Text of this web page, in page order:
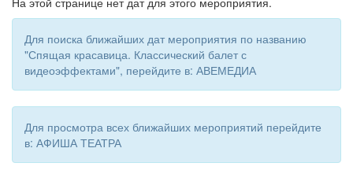
Для поиска ближайших дат мероприятия по названию
"Спящая красавица. Классический балет с
видеоэффектами", перейдите в: АВЕМЕДИА
Для просмотра всех ближайших мероприятий перейдите
в: АФИША ТЕАТРА